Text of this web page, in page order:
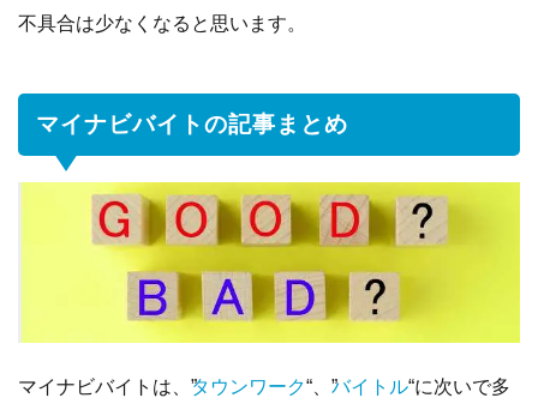
不具合は少なくなると思います。
マイナビバイトの記事まとめ
マイナビバイトは、”タウンワーク“、”バイトル“に次いで多